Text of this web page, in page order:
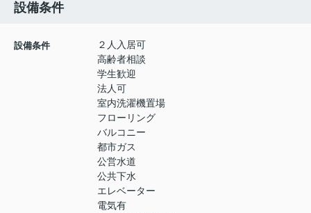
設備条件
設備条件
２人入居可
高齢者相談
学生歓迎
法人可
室内洗濯機置場
フローリング
バルコニー
都市ガス
公営水道
公共下水
エレベーター
電気有